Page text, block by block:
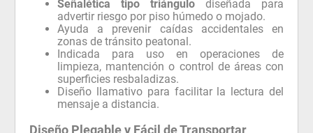
Señalética tipo triángulo diseñada para
advertir riesgo por piso húmedo o mojado.
Ayuda a prevenir caídas accidentales en
zonas de tránsito peatonal.
Indicada para uso en operaciones de
limpieza, mantención o control de áreas con
superficies resbaladizas.
Diseño llamativo para facilitar la lectura del
mensaje a distancia.
Diseño Plegable y Fácil de Transportar